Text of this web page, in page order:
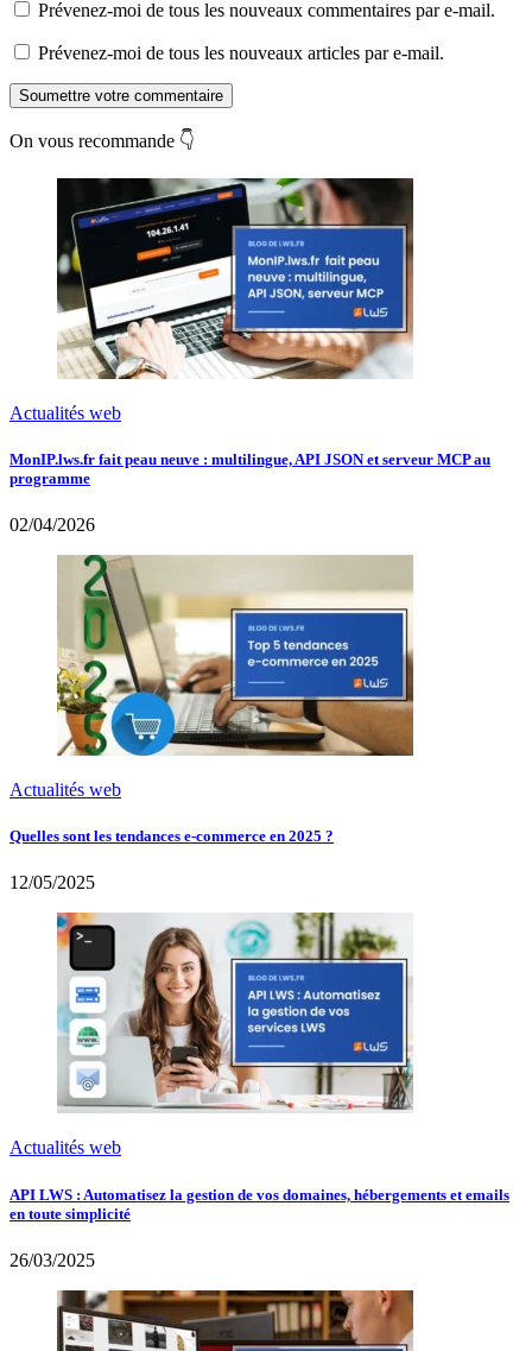
Prévenez-moi de tous les nouveaux commentaires par e-mail.
Prévenez-moi de tous les nouveaux articles par e-mail.
Soumettre votre commentaire
On vous recommande 👇
Actualités web
MonIP.lws.fr fait peau neuve : multilingue, API JSON et serveur MCP au
programme
02/04/2026
Actualités web
Quelles sont les tendances e-commerce en 2025 ?
12/05/2025
Actualités web
API LWS : Automatisez la gestion de vos domaines, hébergements et emails
en toute simplicité
26/03/2025